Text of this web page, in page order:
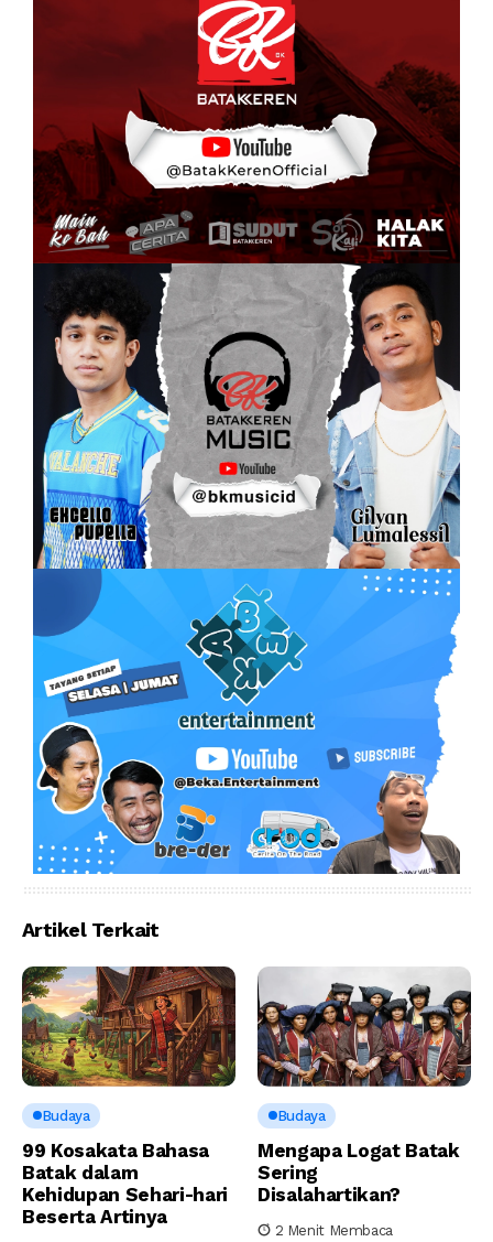
Artikel Terkait
Budaya
99 Kosakata Bahasa
Batak dalam
Kehidupan Sehari-hari
Beserta Artinya
Budaya
Mengapa Logat Batak
Sering
Disalahartikan?
2 Menit Membaca